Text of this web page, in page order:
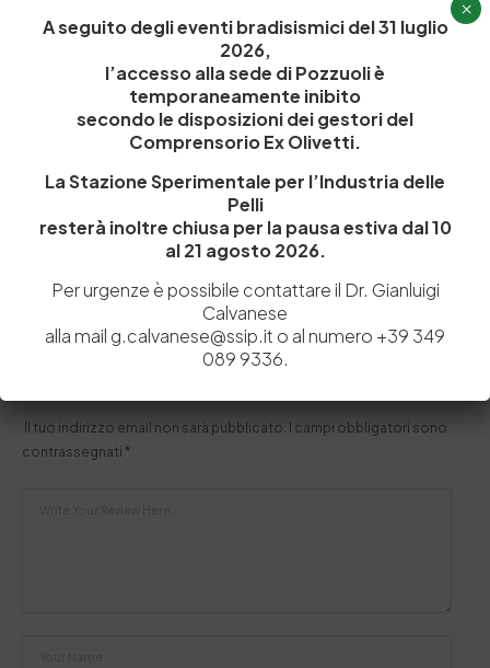
15 Maggio 2018
Balducci: “La Stazione Sperimentale Pelli rende le
Il presidente intervistato dalla rivista Arsutoria: “La
Stazione Sperimentale deve essere in prima linea per
rendere…
Il tuo indirizzo email non sarà pubblicato. I campi obbligatori sono
contrassegnati *
A seguito degli eventi bradisismici del 31 luglio
2026,
l’accesso alla sede di Pozzuoli è
temporaneamente inibito
secondo le disposizioni dei gestori del
Comprensorio Ex Olivetti.
La Stazione Sperimentale per l’Industria delle
Pelli
resterà inoltre chiusa per la pausa estiva dal 10
al 21 agosto 2026.
Per urgenze è possibile contattare il Dr. Gianluigi
Calvanese
alla mail g.calvanese@ssip.it o al numero +39 349
089 9336.
×